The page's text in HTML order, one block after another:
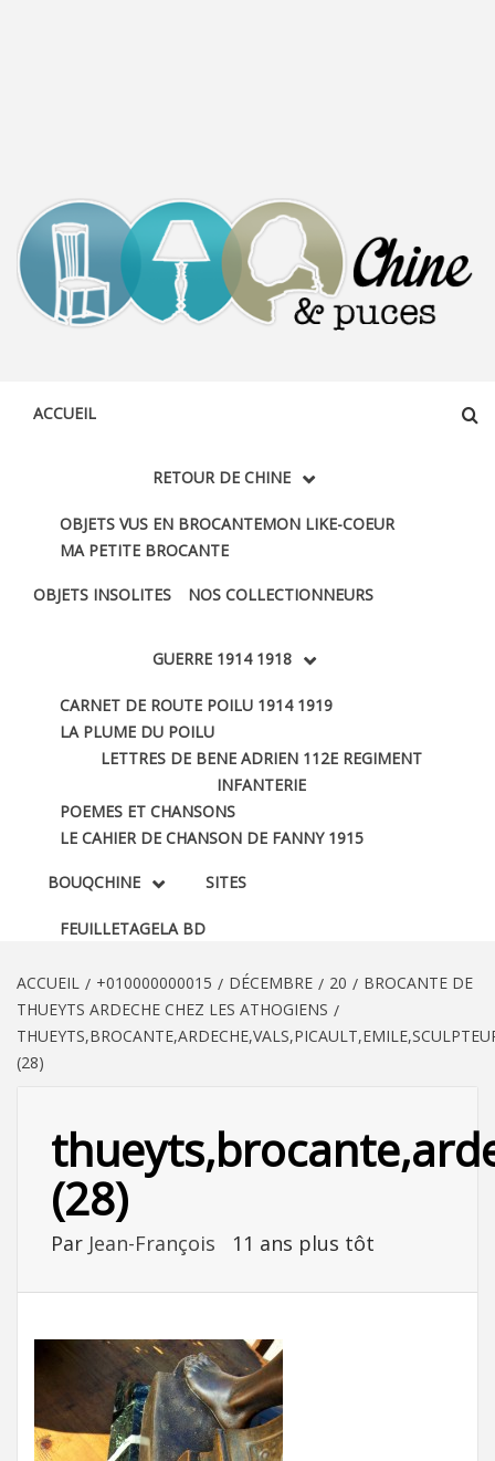
ACCUEIL
RETOUR DE CHINE
OBJETS VUS EN BROCANTEMON LIKE-COEUR
MA PETITE BROCANTE
OBJETS INSOLITES NOS COLLECTIONNEURS
GUERRE 1914 1918
CARNET DE ROUTE POILU 1914 1919
LA PLUME DU POILU
LETTRES DE BENE ADRIEN 112E REGIMENT
INFANTERIE
POEMES ET CHANSONS
LE CAHIER DE CHANSON DE FANNY 1915
BOUQCHINE
FEUILLETAGELA BD
SITES
ACCUEIL +010000000015 DÉCEMBRE 20
BROCANTE DE
THUEYTS ARDECHE CHEZ LES ATHOGIENS
(28)
(28)
Par Jean-François 11 ans plus tôt